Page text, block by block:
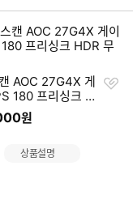
AOC 27G4X 게
180 프리싱크 H
점원
찜
상품설명